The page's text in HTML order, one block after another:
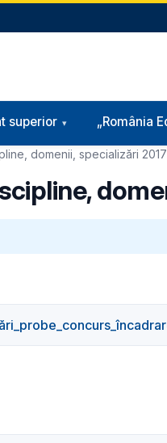
superior „România
domenii, specializări 2017